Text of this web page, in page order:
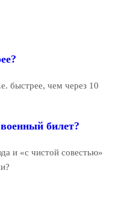
быстрее, чем через 10
билет?
и «с чистой совестью»